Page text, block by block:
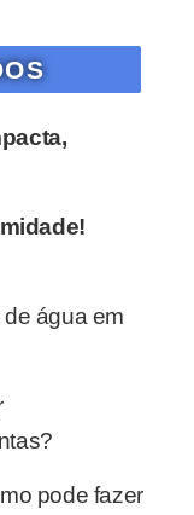
água em
pode fazer